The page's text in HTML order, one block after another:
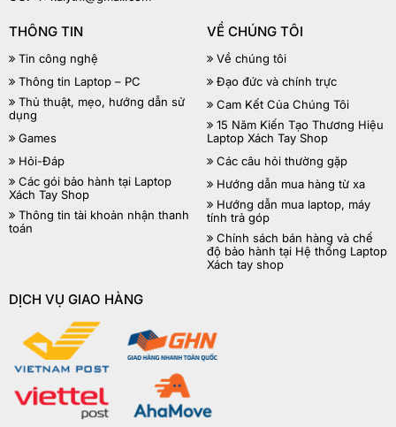
THÔNG TIN
Tin công nghệ
Thông tin Laptop – PC
Thủ thuật, mẹo, hướng dẫn sử
dụng
Games
Hỏi-Đáp
Các gói bảo hành tại Laptop
Xách Tay Shop
Thông tin tài khoản nhận thanh
toán
VỀ CHÚNG TÔI
Về chúng tôi
Đạo đức và chính trực
Cam Kết Của Chúng Tôi
15 Năm Kiến Tạo Thương Hiệu
Laptop Xách Tay Shop
Các câu hỏi thường gặp
Hướng dẫn mua hàng từ xa
Hướng dẫn mua laptop, máy
tính trả góp
Chính sách bán hàng và chế
độ bảo hành tại Hệ thống Laptop
Xách tay shop
DỊCH VỤ GIAO HÀNG